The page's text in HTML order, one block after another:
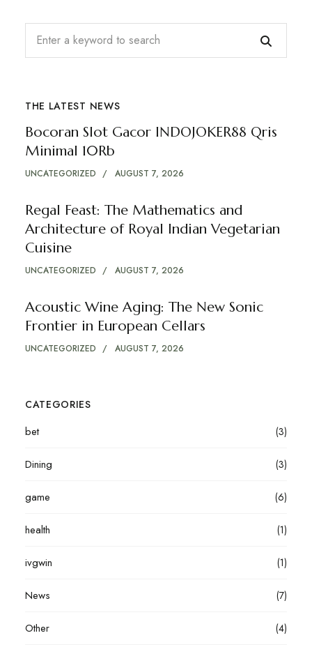
THE LATEST NEWS
Bocoran Slot Gacor INDOJOKER88 Qris
Minimal 10Rb
UNCATEGORIZED AUGUST 7, 2026
Regal Feast: The Mathematics and
Architecture of Royal Indian Vegetarian
Cuisine
UNCATEGORIZED AUGUST 7, 2026
Acoustic Wine Aging: The New Sonic
Frontier in European Cellars
UNCATEGORIZED AUGUST 7, 2026
CATEGORIES
bet (3)
Dining (3)
game (6)
health (1)
ivgwin (1)
News (7)
Other (4)